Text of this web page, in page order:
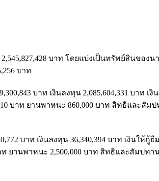
บาท โดยแบ่งเป็นทรัพย์สินของนา
บาท
บาท เงินลงทุน 2,085,604,331 บาท เงิ
บาท ยานพาหนะ 860,000 บาท สิทธิและสัมป
บาท เงินลงทุน 36,340,394 บาท เงินให้กู้ยื
ท ยานพาหนะ 2,500,000 บาท สิทธิและสัมปท